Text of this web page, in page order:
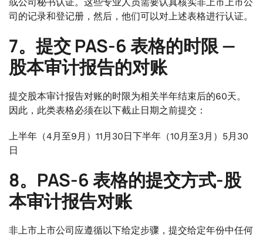
司的记录和登记册，然后，他们可以对上述表格进行认证。
7。提交 PAS-6 表格的时限 —
股本审计报告的对账
提交股本审计报告对账的时限为相关半年结束后的60天。
因此，此类表格必须在以下截止日期之前提交：
上半年（4月至9月）11月30日下半年（10月至3月）5月30
日
8。PAS-6 表格的提交方式-股
本审计报告对账
非上市上市公司应遵循以下给定步骤，提交给定年份中任何